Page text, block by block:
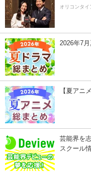
オリコンタイ
2026年7
【夏アニ
芸能界を
スクール